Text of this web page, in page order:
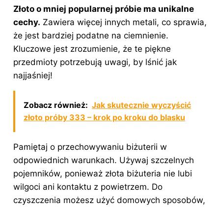
Złoto o mniej popularnej próbie ma unikalne
cechy. Zawiera więcej innych metali, co sprawia,
że jest bardziej podatne na ciemnienie.
Kluczowe jest zrozumienie, że te piękne
przedmioty potrzebują uwagi, by lśnić jak
najjaśniej!
Zobacz również: Jak skutecznie wyczyścić
złoto próby 333 – krok po kroku do blasku
Pamiętaj o przechowywaniu biżuterii w
odpowiednich warunkach. Używaj szczelnych
pojemników, ponieważ złota biżuteria nie lubi
wilgoci ani kontaktu z powietrzem. Do
czyszczenia możesz użyć domowych sposobów,